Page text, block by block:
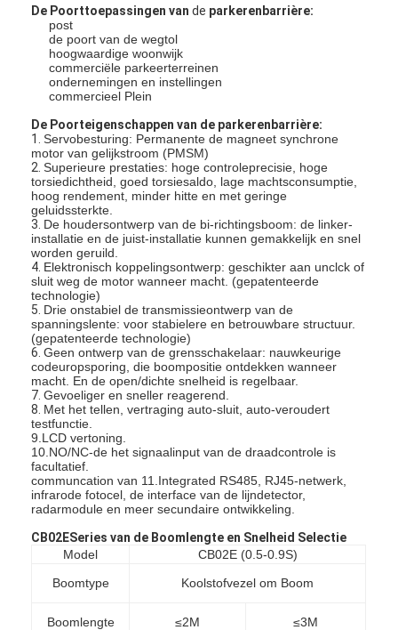
De Poorttoepassingen van de parkerenbarrière:
post
de poort van de wegtol
hoogwaardige woonwijk
commerciële parkeerterreinen
ondernemingen en instellingen
commercieel Plein
De Poorteigenschappen van de parkerenbarrière:
1.Servobesturing: Permanente de magneet synchrone
motor van gelijkstroom (PMSM)
2.Superieure prestaties: hoge controleprecisie, hoge
torsiedichtheid, goed torsiesaldo, lage machtsconsumptie,
hoog rendement, minder hitte en met geringe
geluidssterkte.
3. De houdersontwerp van de bi-richtingsboom: de linker-
installatie en de juist-installatie kunnen gemakkelijk en snel
worden geruild.
4. Elektronisch koppelingsontwerp: geschikter aan unclck of
sluit weg de motor wanneer macht. (gepatenteerde
technologie)
5. Drie onstabiel de transmissieontwerp van de
spanningslente: voor stabielere en betrouwbare structuur.
(gepatenteerde technologie)
6.Geen ontwerp van de grensschakelaar: nauwkeurige
codeuropsporing, die boompositie ontdekken wanneer
macht. En de open/dichte snelheid is regelbaar.
7.Gevoeliger en sneller reagerend.
8. Met het tellen, vertraging auto-sluit, auto-veroudert
testfunctie.
9.LCD vertoning.
10.NO/NC-de het signaalinput van de draadcontrole is
facultatief.
communcation van 11.Integrated RS485, RJ45-netwerk,
infrarode fotocel, de interface van de lijndetector,
radarmodule en meer secundaire ontwikkeling.
CB02ESeries van de Boomlengte en Snelheid Selectie
Model
CB02E (0.5-0.9S)
Boomtype
Koolstofvezel om Boom
Boomlengte ≤2M ≤3M